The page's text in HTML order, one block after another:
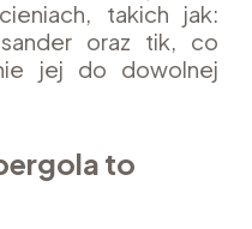
takich jak:
oraz tik, co
jej do dowolnej
to